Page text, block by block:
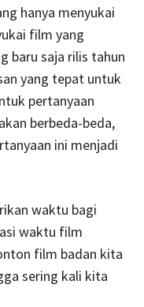
hanya menyukai
film yang
baru saja rilis tahun
yang tepat untuk
pertanyaan
berbeda-beda,
ini menjadi
waktu bagi
waktu film
film badan kita
sering kali kita